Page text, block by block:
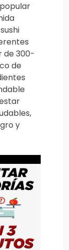
de 300-
de
y